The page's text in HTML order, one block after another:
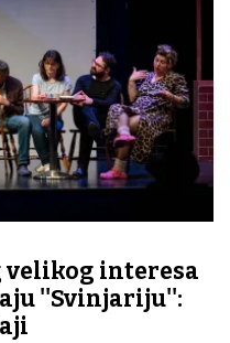
velikog interesa
''Svinjariju'':